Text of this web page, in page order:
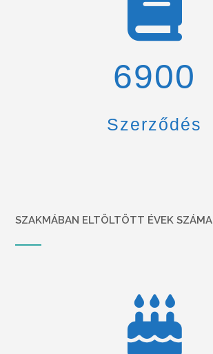
6900
Szerződés
SZAKMÁBAN ELTÖLTÖTT ÉVEK SZÁMA